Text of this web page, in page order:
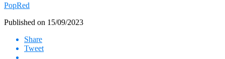
PopRed
Published on 15/09/2023
Share
Tweet